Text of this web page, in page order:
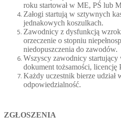
roku startował w ME, PŚ lub
Załogi startują w sztywnych
jednakowych koszulkach.
Zawodnicy z dysfunkcją
orzeczenie o stopniu
niedopuszczenia do zawodów.
Wszyscy zawodnicy startujący
dokument tożsamości, licencję
Każdy uczestnik bierze udział
odpowiedzialność.
ZGŁOSZENIA